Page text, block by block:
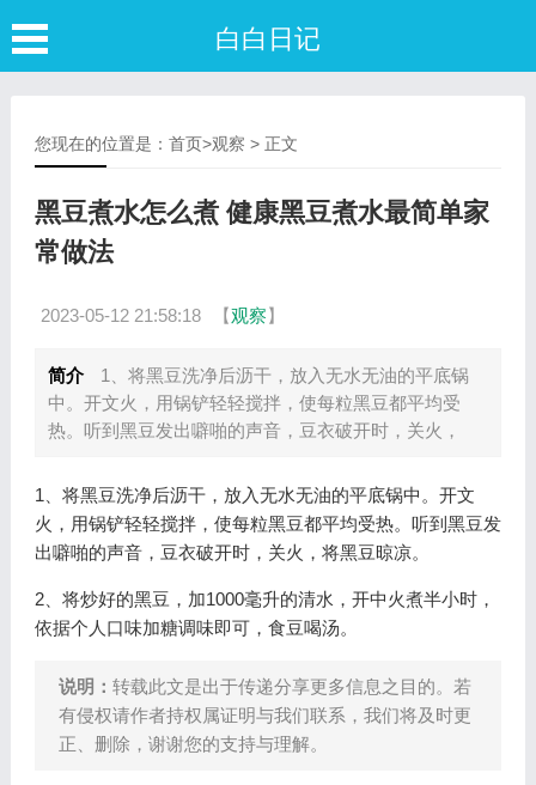
白白日记
您现在的位置是： 首页>观察 > 正文
黑豆煮水怎么煮 健康黑豆煮水最简单家
常做法
2023-05-12 21:58:18 【观察】
简介
1、将黑豆洗净后沥干，放入无水无油的平底锅
中。开文火，用锅铲轻轻搅拌，使每粒黑豆都平均受
热。听到黑豆发出噼啪的声音，豆衣破开时，关火，
1、将黑豆洗净后沥干，放入无水无油的平底锅中。开文
火，用锅铲轻轻搅拌，使每粒黑豆都平均受热。听到黑豆发
出噼啪的声音，豆衣破开时，关火，将黑豆晾凉。
2、将炒好的黑豆，加1000毫升的清水，开中火煮半小时，
依据个人口味加糖调味即可，食豆喝汤。
说明： 转载此文是出于传递分享更多信息之目的。若
有侵权请作者持权属证明与我们联系，我们将及时更
正、删除，谢谢您的支持与理解。